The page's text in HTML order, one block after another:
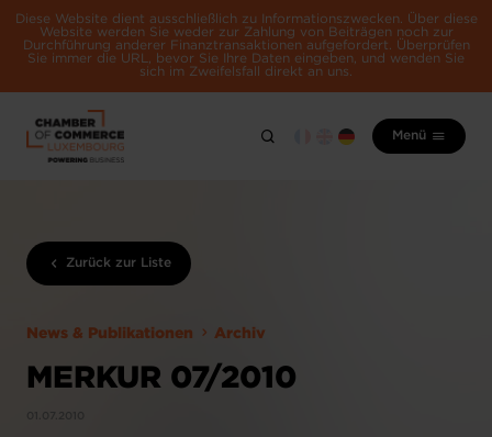
Diese Website dient ausschließlich zu Informationszwecken. Über diese
Website werden Sie weder zur Zahlung von Beiträgen noch zur
Durchführung anderer Finanztransaktionen aufgefordert. Überprüfen
Sie immer die URL, bevor Sie Ihre Daten eingeben, und wenden Sie
sich im Zweifelsfall direkt an uns.
Menü
Zurück zur Liste
News & Publikationen Archiv
MERKUR 07/2010